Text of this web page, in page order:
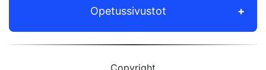
Opetussivustot
Copyright